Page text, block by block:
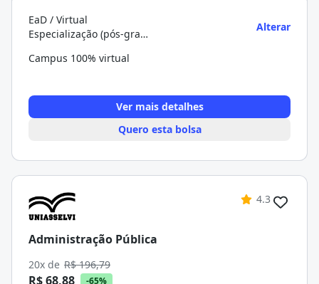
EaD / Virtual
Especialização (pós-graduação)
Alterar
Campus 100% virtual
Ver mais detalhes
Quero esta bolsa
4.3
Administração Pública
20x de R$ 196,79
R$ 68,88 -65%